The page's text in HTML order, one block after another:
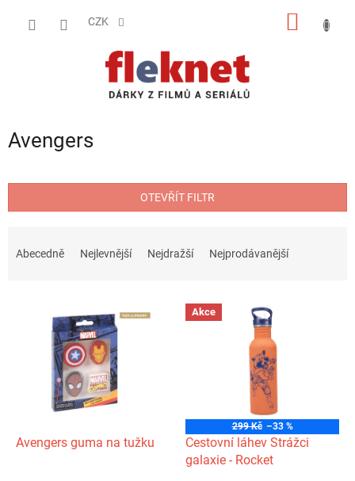
CZK
Avengers
OTEVŘÍT FILTR
Abecedně Nejlevnější Nejdražší Nejprodávanější
Avengers guma na tužku
Akce
299 Kč –33 %
Cestovní láhev Strážci
galaxie - Rocket